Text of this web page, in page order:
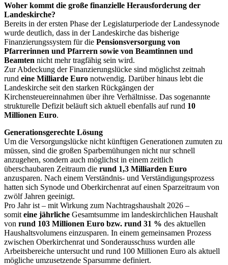
Woher kommt die große finanzielle Herausforderung der
Landeskirche?
Bereits in der ersten Phase der Legislaturperiode der Landessynode
wurde deutlich, dass in der Landeskirche das bisherige
Finanzierungssystem für die Pensionsversorgung von
Pfarrerinnen und Pfarrern sowie von Beamtinnen und
Beamten nicht mehr tragfähig sein wird.
Zur Abdeckung der Finanzierungslücke sind möglichst zeitnah
rund eine Milliarde Euro notwendig. Darüber hinaus lebt die
Landeskirche seit den starken Rückgängen der
Kirchensteuereinnahmen über ihre Verhältnisse. Das sogenannte
strukturelle Defizit beläuft sich aktuell ebenfalls auf rund 10
Millionen Euro.
Generationsgerechte Lösung
Um die Versorgungslücke nicht künftigen Generationen zumuten zu
müssen, sind die großen Sparbemühungen nicht nur schnell
anzugehen, sondern auch möglichst in einem zeitlich
überschaubaren Zeitraum die rund 1,3 Milliarden Euro
anzusparen. Nach einem Verständnis- und Verständigungsprozess
hatten sich Synode und Oberkirchenrat auf einen Sparzeitraum von
zwölf Jahren geeinigt.
Pro Jahr ist – mit Wirkung zum Nachtragshaushalt 2026 –
somit eine jährliche Gesamtsumme im landeskirchlichen Haushalt
von rund 103 Millionen Euro bzw. rund 31 % des aktuellen
Haushaltsvolumens einzusparen. In einem gemeinsamen Prozess
zwischen Oberkirchenrat und Sonderausschuss wurden alle
Arbeitsbereiche untersucht und rund 100 Millionen Euro als aktuell
mögliche umzusetzende Sparsumme definiert.